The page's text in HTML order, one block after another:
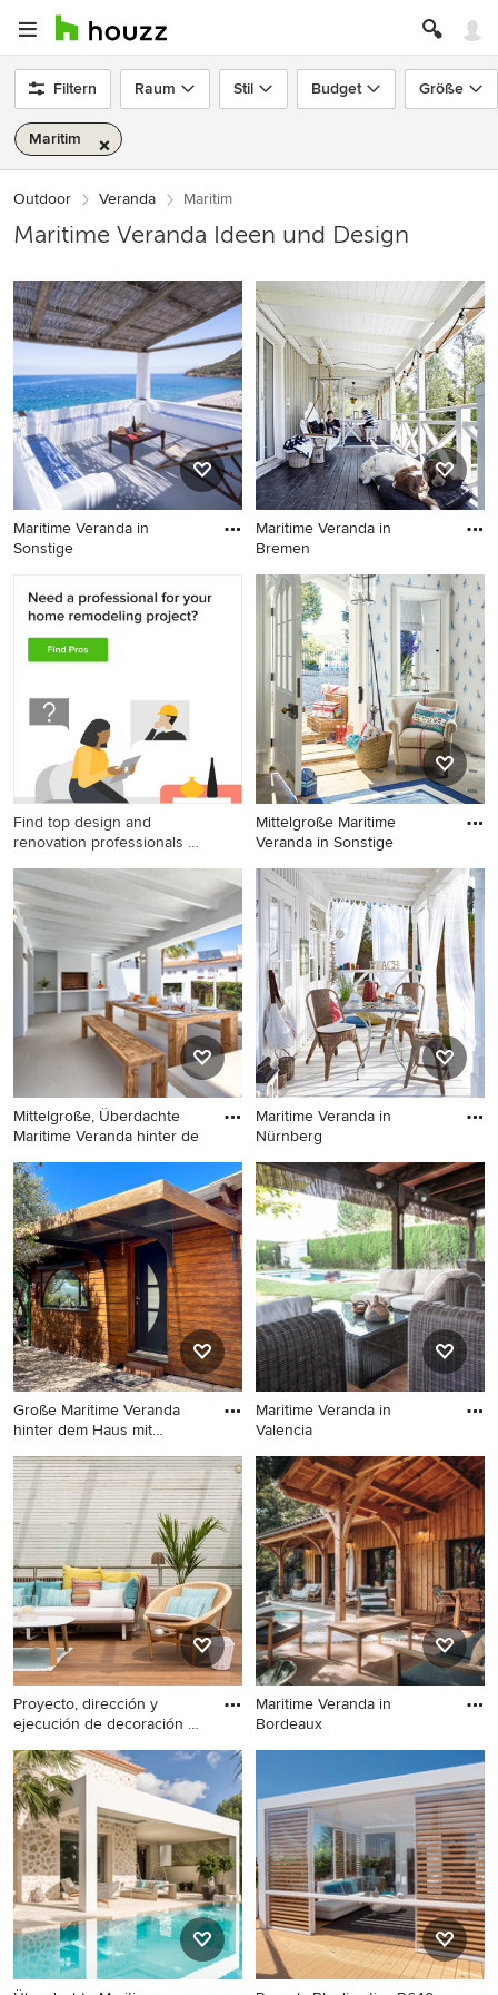
Filtern Raum Stil Budget Größe
Maritim
Outdoor Veranda Maritim
Maritime Veranda Ideen und Design
Maritime Veranda in
Sonstige
Maritime Veranda in Sonstige
Maritime Veranda in
Bremen
Maritime Veranda in Bremen
Find top design and
renovation professionals on
Mittelgroße Maritime
Veranda in Sonstige
Mittelgroße Maritime
Veranda in Sonstige
Mittelgroße, Überdachte
Maritime Veranda hinter de
Mittelgroße, Überdachte
Maritime Veranda hinter dem
Haus mit Grillplatz in
Sonstige
Maritime Veranda in
Nürnberg
Maritime Veranda in
Nürnberg
Große Maritime Veranda
hinter dem Haus mit
Große Maritime Veranda
hinter dem Haus mit
Stahlgeländer in Montpellier
Maritime Veranda in
Valencia
Maritime Veranda in Valencia
Proyecto, dirección y
ejecución de decoración de
Mittelgroße, Verglaste,
Geflieste Maritime Veranda
neben dem Haus mit Pergola
in Bilbao
Maritime Veranda in
Bordeaux
Maritime Veranda in